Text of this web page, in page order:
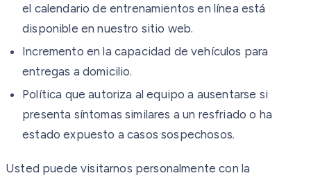
el calendario de entrenamientos en línea está
disponible en nuestro sitio web.
Incremento en la capacidad de vehículos para
entregas a domicilio.
Política que autoriza al equipo a ausentarse si
presenta síntomas similares a un resfriado o ha
estado expuesto a casos sospechosos.
Usted puede visitarnos personalmente con la